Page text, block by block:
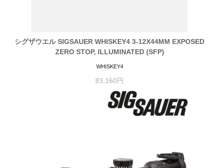
シグザウエル SIGSAUER WHISKEY4 3-12X44MM EXPOSED
ZERO STOP, ILLUMINATED (SFP)
WHISKEY4
83,160円